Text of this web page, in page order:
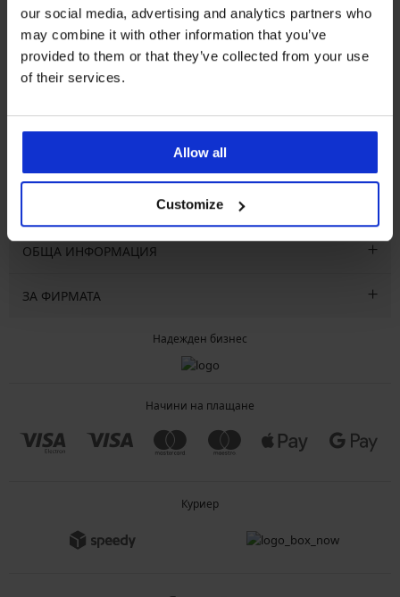
our social media, advertising and analytics partners who
may combine it with other information that you’ve
provided to them or that they’ve collected from your use
of their services.
Allow all
Customize
Newsletter
Абонирайте се за нюзлетъра ни и получете най-
добрите оферти.
Абонирайте се
ОБСЛУЖВАНЕ НА КЛИЕНТИ
ОБЩА ИНФОРМАЦИЯ
ЗА ФИРМАТА
Надежден бизнес
Начини на плащане
Куриер